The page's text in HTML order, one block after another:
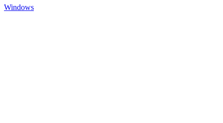
Windows